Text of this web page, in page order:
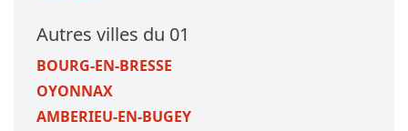
Autres villes du 01
BOURG-EN-BRESSE
OYONNAX
AMBERIEU-EN-BUGEY